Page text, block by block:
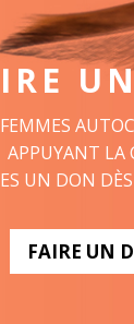
APPUYANT LA
UN DON
FAIRE UN